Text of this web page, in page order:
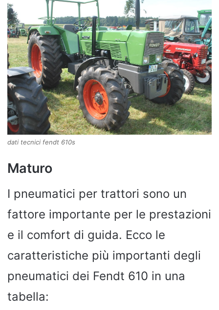
dati tecnici fendt 610s
Maturo
I pneumatici per trattori sono un
fattore importante per le prestazioni
e il comfort di guida. Ecco le
caratteristiche più importanti degli
pneumatici dei Fendt 610 in una
tabella: